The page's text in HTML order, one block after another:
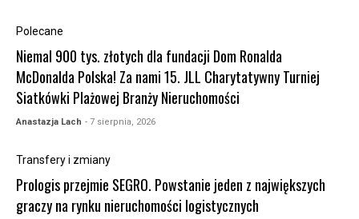
Polecane
Niemal 900 tys. złotych dla fundacji Dom Ronalda
McDonalda Polska! Za nami 15. JLL Charytatywny Turniej
Siatkówki Plażowej Branży Nieruchomości
Anastazja Lach - 7 sierpnia, 2026
Transfery i zmiany
Prologis przejmie SEGRO. Powstanie jeden z największych
graczy na rynku nieruchomości logistycznych